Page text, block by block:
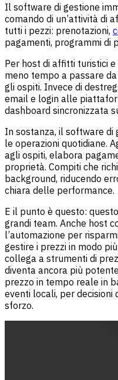
Il software di gestione
comando di un’attività di
tutti i pezzi: prenotazioni,
pagamenti, programmi di
Per host di affitti turistici
meno tempo a passare
gli ospiti. Invece di
email e login alle
dashboard sincronizzata
In sostanza, il software di
le operazioni quotidiane.
agli ospiti, elabora
proprietà. Compiti che
background, riducendo
chiara delle performance.
E il punto è questo:
grandi team. Anche host
l’automazione per
gestire i prezzi in modo
collega a strumenti di
diventa ancora più
prezzo in tempo reale in
eventi locali, per decisioni
sforzo.